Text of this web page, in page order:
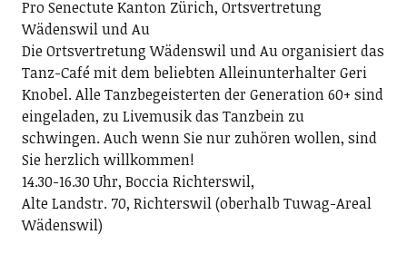
Pro Senectute Kanton Zürich, Ortsvertretung
Wädenswil und Au
Die Ortsvertretung Wädenswil und Au organisiert das
Tanz-Café mit dem beliebten Alleinunterhalter Geri
Knobel. Alle Tanzbegeisterten der Generation 60+ sind
eingeladen, zu Livemusik das Tanzbein zu
schwingen. Auch wenn Sie nur zuhören wollen, sind
Sie herzlich willkommen!
14.30-16.30 Uhr, Boccia Richterswil,
Alte Landstr. 70, Richterswil (oberhalb Tuwag-Areal
Wädenswil)